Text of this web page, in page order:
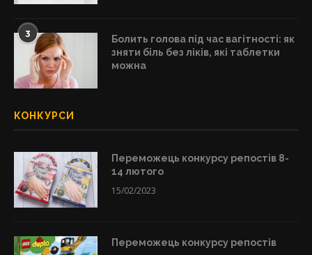
3
Болить голова під час вагітності: як
зняти біль без ліків, які таблетки
можна
КОНКУРСИ
Переможець конкурсу репостів 8-
14 лютого
15/02/2023
Переможець конкурсу репостів